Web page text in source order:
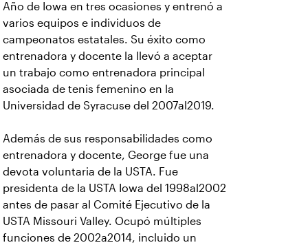
Año de Iowa en tres ocasiones y entrenó a
varios equipos e individuos de
campeonatos estatales. Su éxito como
entrenadora y docente la llevó a aceptar
un trabajo como entrenadora principal
asociada de tenis femenino en la
Universidad de Syracuse del 2007al2019.
Además de sus responsabilidades como
entrenadora y docente, George fue una
devota voluntaria de la USTA. Fue
presidenta de la USTA Iowa del 1998al2002
antes de pasar al Comité Ejecutivo de la
USTA Missouri Valley. Ocupó múltiples
funciones de 2002a2014, incluido un